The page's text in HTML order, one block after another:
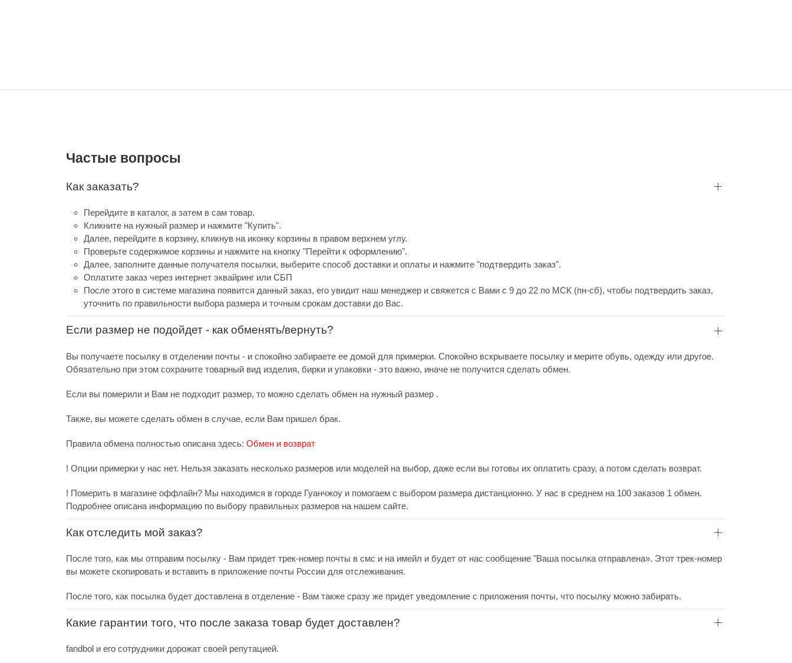
Частые вопросы
Как заказать?
Перейдите в каталог, а затем в сам товар.
Кликните на нужный размер и нажмите "Купить".
Далее, перейдите в корзину, кликнув на иконку корзины в правом верхнем углу.
Проверьте содержимое корзины и нажмите на кнопку "Перейти к оформлению".
Далее, заполните данные получателя посылки, выберите способ доставки и оплаты и нажмите "подтвердить заказ".
Оплатите заказ через интернет эквайринг или СБП
После этого в системе магазина появится данный заказ, его увидит наш менеджер и свяжется с Вами с 9 до 22 по МСК (пн-сб), чтобы подтвердить заказ,
уточнить по правильности выбора размера и точным срокам доставки до Вас.
Если размер не подойдет - как обменять/вернуть?
Вы получаете посылку в отделении почты - и спокойно забираете ее домой для примерки. Спокойно вскрываете посылку и мерите обувь, одежду или другое.
Обязательно при этом сохраните товарный вид изделия, бирки и упаковки - это важно, иначе не получится сделать обмен.
Если вы померили и Вам не подходит размер, то можно сделать обмен на нужный размер .
Также, вы можете сделать обмен в случае, если Вам пришел брак.
Правила обмена полностью описана здесь: Обмен и возврат
! Опции примерки у нас нет. Нельзя заказать несколько размеров или моделей на выбор, даже если вы готовы их оплатить сразу, а потом сделать возврат.
! Померить в магазине оффлайн? Мы находимся в городе Гуанчжоу и помогаем с выбором размера дистанционно. У нас в среднем на 100 заказов 1 обмен.
Подробнее описана информацию по выбору правильных размеров на нашем сайте.
Как отследить мой заказ?
После того, как мы отправим посылку - Вам придет трек-номер почты в смс и на имейл и будет от нас сообщение "Ваша посылка отправлена». Этот трек-номер
вы можете скопировать и вставить в приложение почты России для отслеживания.
После того, как посылка будет доставлена в отделение - Вам также сразу же придет уведомление с приложения почты, что посылку можно забирать.
Какие гарантии того, что после заказа товар будет доставлен?
fandbol и его сотрудники дорожат своей репутацией.